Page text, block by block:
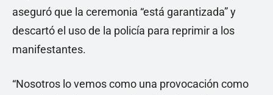
aseguró que la ceremonia “está garantizada” y
descartó el uso de la policía para reprimir a los
manifestantes.
“Nosotros lo vemos como una provocación como